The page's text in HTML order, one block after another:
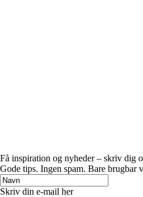
Få inspiration og nyheder – skriv dig
Gode tips. Ingen spam. Bare brugbar
Skriv din e-mail her